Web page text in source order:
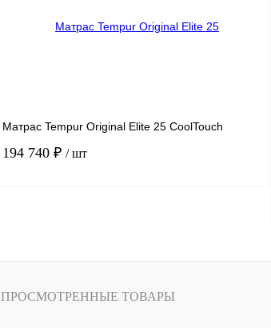
Матрас Tempur Original Elite 25 CoolTouch
194 740 ₽ / шт
Купить в 1 клик Сравнение
наличии
ПРОСМОТРЕННЫЕ ТОВАРЫ